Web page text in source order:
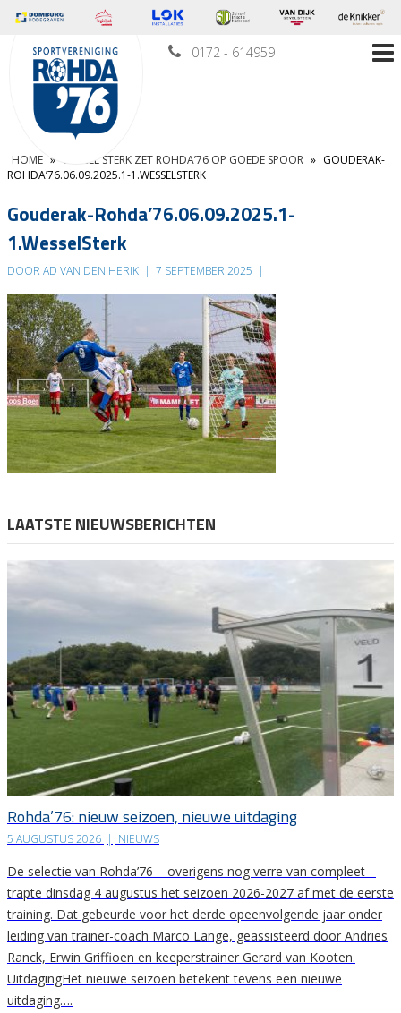
0172 - 614959
HOME » WESSEL STERK ZET ROHDA’76 OP GOEDE SPOOR » GOUDERAK-
ROHDA’76.06.09.2025.1-1.WESSELSTERK
Gouderak-Rohda’76.06.09.2025.1-
1.WesselSterk
DOOR AD VAN DEN HERIK | 7 SEPTEMBER 2025 |
LAATSTE NIEUWSBERICHTEN
Rohda’76: nieuw seizoen, nieuwe uitdaging
5 AUGUSTUS 2026 | NIEUWS
De selectie van Rohda’76 – overigens nog verre van compleet –
trapte dinsdag 4 augustus het seizoen 2026-2027 af met de eerste
training. Dat gebeurde voor het derde opeenvolgende jaar onder
leiding van trainer-coach Marco Lange, geassisteerd door Andries
Ranck, Erwin Griffioen en keeperstrainer Gerard van Kooten.
UitdagingHet nieuwe seizoen betekent tevens een nieuwe
uitdaging….